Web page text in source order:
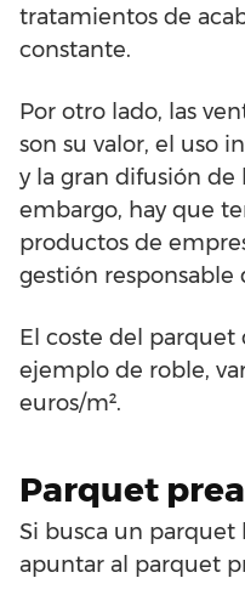
tratamientos de
constante.
Por otro lado, las
son su valor, el uso
y la gran difusión de
embargo, hay que
productos de
gestión responsable
El coste del parquet
ejemplo de roble,
euros/m².
Parquet
Si busca un parquet
apuntar al parquet